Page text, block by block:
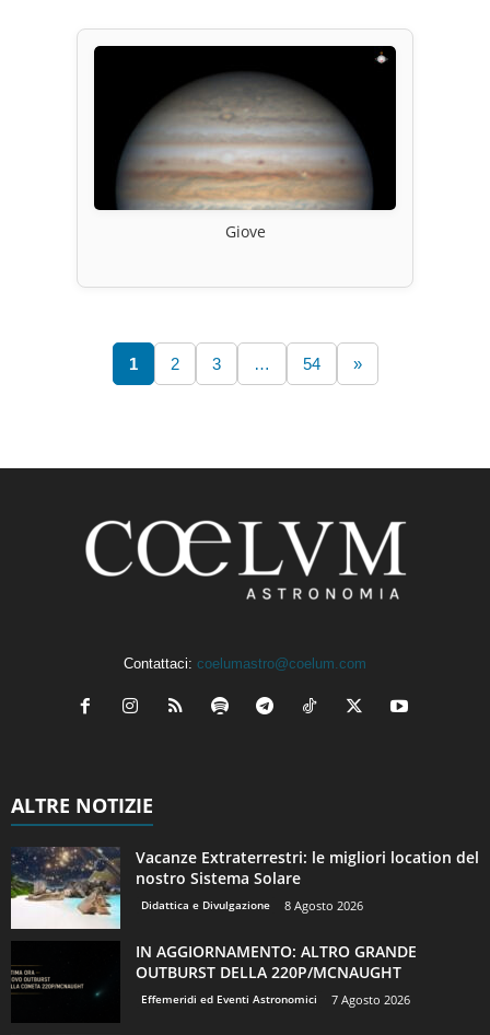
Giove
1 2 3 … 54 »
Contattaci: coelumastro@coelum.com
ALTRE NOTIZIE
Vacanze Extraterrestri: le migliori location del
nostro Sistema Solare
Didattica e Divulgazione 8 Agosto 2026
IN AGGIORNAMENTO: ALTRO GRANDE
OUTBURST DELLA 220P/MCNAUGHT
Effemeridi ed Eventi Astronomici 7 Agosto 2026